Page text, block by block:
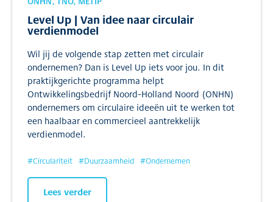
Level Up | Van idee naar circulair
verdienmodel
Wil jij de volgende stap zetten met circulair
ondernemen? Dan is Level Up iets voor jou. In dit
praktijkgerichte programma helpt
Ontwikkelingsbedrijf Noord-Holland Noord (ONHN)
ondernemers om circulaire ideeën uit te werken tot
een haalbaar en commercieel aantrekkelijk
verdienmodel.
#Circulariteit #Duurzaamheid #Ondernemen
Lees verder